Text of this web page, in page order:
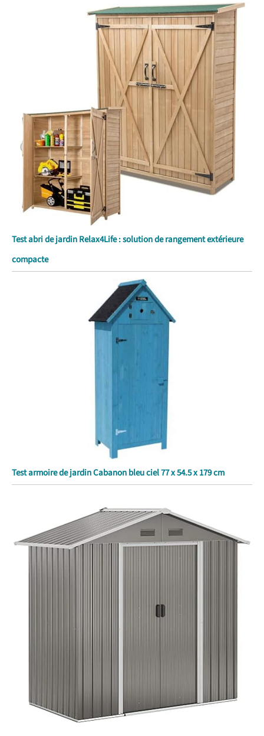
Test abri de jardin Relax4Life : solution de rangement extérieure
compacte
Test armoire de jardin Cabanon bleu ciel 77 x 54.5 x 179 cm